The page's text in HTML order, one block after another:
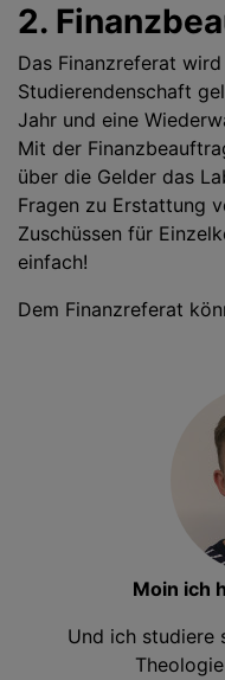
2.
Das Finanzreferat
Studierendenschaft
Jahr und eine
Mit der
über die Gelder das
Fragen zu Erstattung
Zuschüssen für
einfach!
Dem Finanzreferat
Moin ich
Und ich studiere